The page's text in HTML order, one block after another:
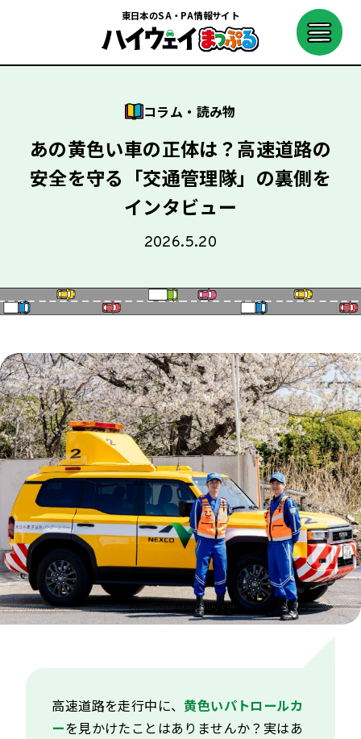
東日本のSA・PA情報サイト
コラム・読み物
あの黄色い車の正体は？高速道路の
安全を守る「交通管理隊」の裏側を
インタビュー
2026.5.20
高速道路を走行中に、黄色いパトロールカ
ーを見かけたことはありませんか？実はあ